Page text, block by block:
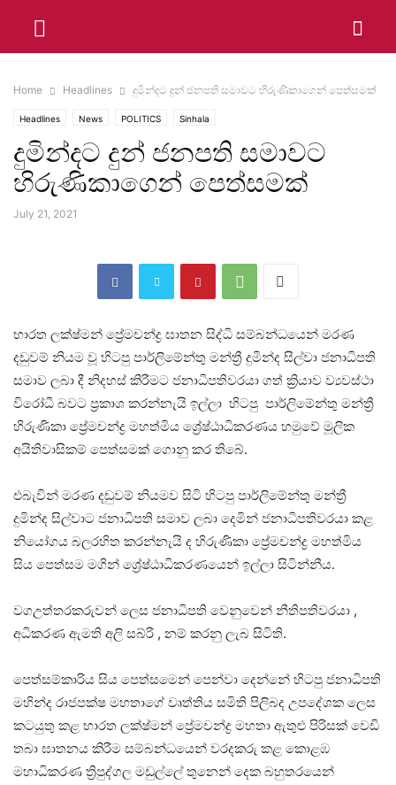
Home Headlines දුමින්දට දුන් ජනපති සමාවට හිරුණිකාගෙන් පෙත්සමක්
Headlines News POLITICS Sinhala
දුමින්දට දුන් ජනපති සමාවට
හිරුණිකාගෙන් පෙත්සමක්
July 21, 2021
භාරත ලක්ෂ්මන් ප්‍රේමචන්ද්‍ර ඝාතන සිද්ධි සම්බන්ධයෙන් මරණ
දඩුවම් නියම වූ හිටපු පාර්ලිමේන්තු මන්ත්‍රී දුමින්ද සිල්වා ජනාධිපති
සමාව ලබා දී නිදහස් කිරීමට ජනාධිපතිවරයා ගත් ක්‍රියාව ව්‍යවස්ථා
විරෝධී බවට ප්‍රකාශ කරන්නැයි ඉල්ලා හිටපු පාර්ලිමේන්තු මන්ත්‍රී
හිරුණිකා ප්‍රේමචන්ද්‍ර මහත්මිය ශ්‍රේෂ්ඨාධිකරණය හමුවේ මූලික
අයිතිවාසිකම් පෙත්සමක් ගොනු කර තිබේ.
එබැවින් මරණ දඩුවම් නියමව සිටි හිටපු පාර්ලිමේන්තු මන්ත්‍රී
දුමින්ද සිල්වාට ජනාධිපති සමාව ලබා දෙමින් ජනාධිපතිවරයා කළ
නියෝගය බලරහිත කරන්නැයි ද හිරුණිකා ප්‍රේමචන්ද්‍ර මහත්මිය
සිය පෙත්සම මගින් ශ්‍රේෂ්ඨාධිකරණයෙන් ඉල්ලා සිටින්නීය.
වගඋත්තරකරුවන් ලෙස ජනාධිපති වෙනුවෙන් නීතිපතිවරයා ,
අධිකරණ ඇමති අලි සබ්රි , නම් කරනු ලැබ සිටිති.
පෙත්සම්කාරිය සිය පෙත්සමෙන් පෙන්වා දෙන්නේ හිටපු ජනාධිපති
මහින්ද රාජපක්ෂ මහතාගේ වෘත්තිය සමිති පිලිබද උපදේශක ලෙස
කටයුතු කළ භාරත ලක්ෂ්මන් ප්‍රේමචන්ද්‍ර මහතා ඇතුළු පිරිසක් වෙඩි
තබා ඝාතනය කිරීම සම්බන්ධයෙන් වරදකරු කළ කොළඹ
මහාධිකරණ ත්‍රිපුද්ගල මඩුල්ලේ තුනෙන් දෙක බහුතරයෙන්